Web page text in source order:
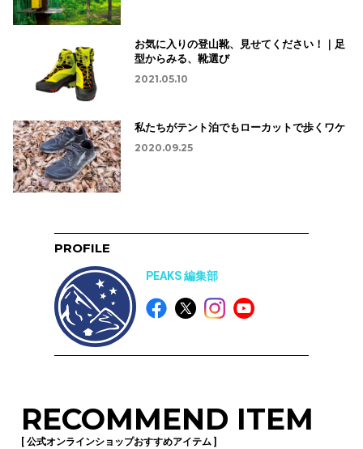
お気に入りの登山靴、見せてください！｜足
型からみる、靴選び
2021.05.10
私たちがテント泊でもローカットで歩くワケ
2020.09.25
PROFILE
PEAKS 編集部
RECOMMEND ITEM
[ 公式オンラインショップおすすめアイテム ]